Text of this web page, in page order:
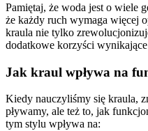
Pamiętaj, że woda jest o wiele
że każdy ruch wymaga więcej
kraula nie tylko
dodatkowe korzyści
Jak kraul wpływa na
Kiedy nauczyliśmy się kraula,
pływamy, ale też to, jak
tym stylu wpływa na: